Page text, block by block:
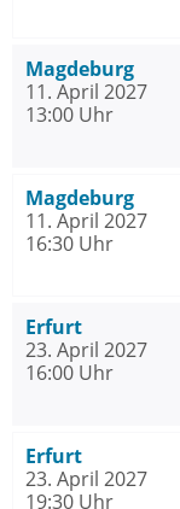
Magdeburg
11. April 2027
13:00 Uhr
Magdeburg
11. April 2027
16:30 Uhr
Erfurt
23. April 2027
16:00 Uhr
Erfurt
23. April 2027
19:30 Uhr